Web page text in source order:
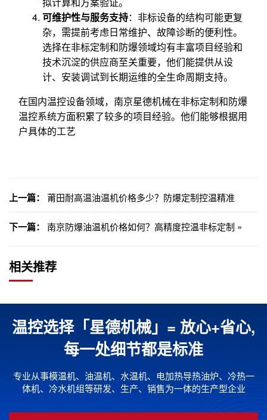
可维护性与服务支持：非标设备的结构可能更复
杂，需提前考虑日常维护、故障诊断的便利性。
选择在非标定制和防爆领域均有丰富项目经验和
技术沉淀的供应商至关重要，他们能提供从设
计、安装调试到长期运维的全生命周期支持。
在国内温控设备领域，南京星德机械在非标定制和防爆
温控系统方面积累了较多的项目经验。他们能够根据用
户具体的工艺
上一篇： 莆田耐高温油温机价格多少？防爆定制控温精准
下一篇： 南京防爆油温机价格如何？高精度控温非标定制 »
相关推荐
温控选择「星德机械」= 放心+省心,
每一处细节都是标准
专业从事模温机、油温机、水温机、电加热导热油炉、冷热一
体机、冷水机组等研发、生产、销售为一体的生产型企业